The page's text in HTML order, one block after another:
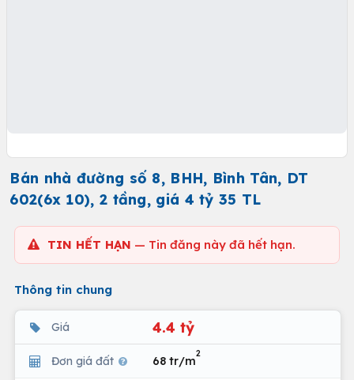
Bán nhà đường số 8, BHH, Bình Tân, DT
602(6x 10), 2 tầng, giá 4 tỷ 35 TL
TIN HẾT HẠN — Tin đăng này đã hết hạn.
Thông tin chung
Giá 4.4 tỷ
Đơn giá đất 68 tr/m
2